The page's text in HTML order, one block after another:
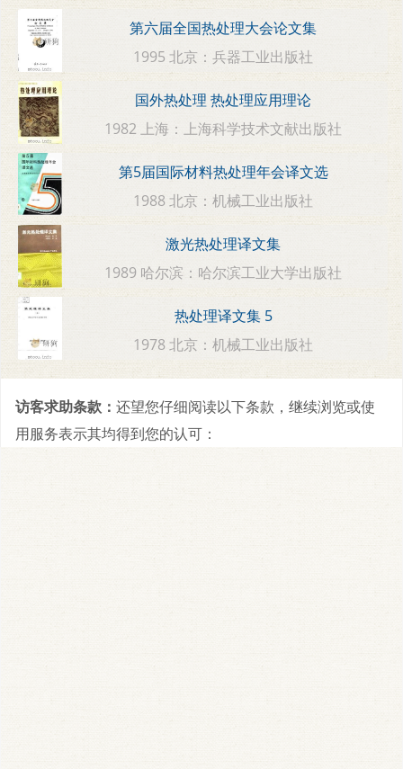
第六届全国热处理大会论文集
1995 北京：兵器工业出版社
国外热处理 热处理应用理论
1982 上海：上海科学技术文献出版社
第5届国际材料热处理年会译文选
1988 北京：机械工业出版社
激光热处理译文集
1989 哈尔滨：哈尔滨工业大学出版社
热处理译文集 5
1978 北京：机械工业出版社
访客求助条款： 还望您仔细阅读以下条款，继续浏览或使
用服务表示其均得到您的认可：